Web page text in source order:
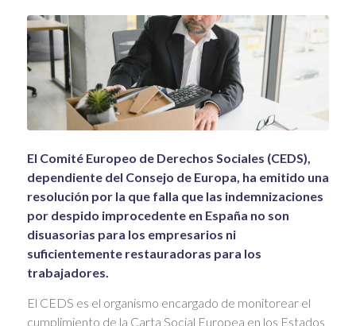
El Comité Europeo de Derechos Sociales (CEDS),
dependiente del Consejo de Europa, ha emitido una
resolución por la que falla que las indemnizaciones
por despido improcedente en España no son
disuasorias para los empresarios ni
suficientemente restauradoras para los
trabajadores.
El CEDS es el organismo encargado de monitorear el
cumplimiento de la Carta Social Europea en los Estados